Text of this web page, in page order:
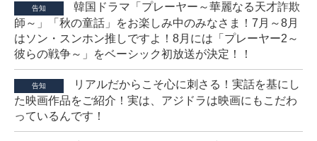
告知
韓国ドラマ「プレーヤー～華麗なる天才詐欺
師～」「秋の童話」をお楽しみ中のみなさま！7月～8月
はソン・スンホン推しですよ！8月には「プレーヤー2～
彼らの戦争～」をベーシック初放送が決定！！
告知
リアルだからこそ心に刺さる！実話を基にし
た映画作品をご紹介！実は、アジドラは映画にもこだわ
っているんです！